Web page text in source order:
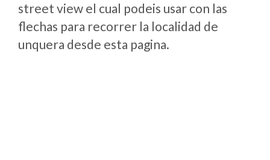
street view el cual podeis usar con las
flechas para recorrer la localidad de
unquera desde esta pagina.